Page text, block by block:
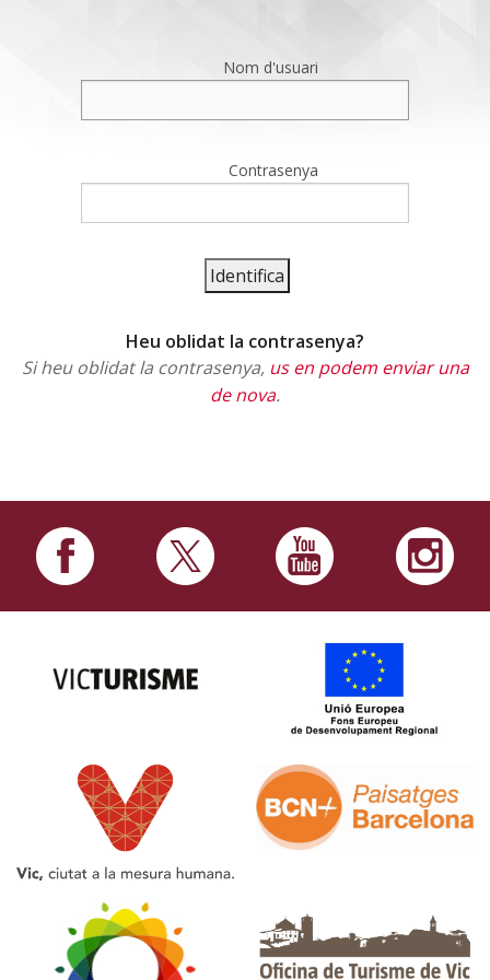
Nom d'usuari
Contrasenya
Heu oblidat la contrasenya?
Si heu oblidat la contrasenya, us en podem enviar una
de nova.